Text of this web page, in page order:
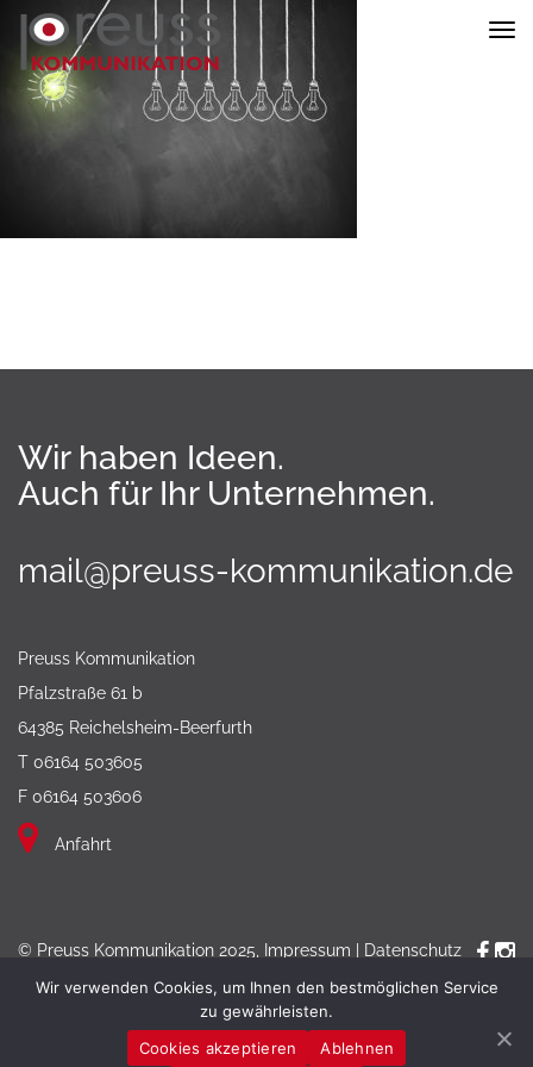
Wir haben Ideen.
Auch für Ihr Unternehmen.
mail@preuss-kommunikation.de
Preuss Kommunikation
Pfalzstraße 61 b
64385 Reichelsheim-Beerfurth
T 06164 503605
F 06164 503606
Anfahrt
© Preuss Kommunikation 2025, Impressum
Datenschutz
Wir verwenden Cookies, um Ihnen den bestmöglichen Service
zu gewährleisten.
Cookies akzeptieren
Ablehnen